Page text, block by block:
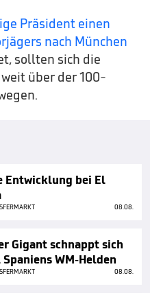
Präsident einen
nach München
sollten sich die
über der 100-
Entwicklung bei El
08.08.
Gigant schnappt sich
WM-Helden
08.08.